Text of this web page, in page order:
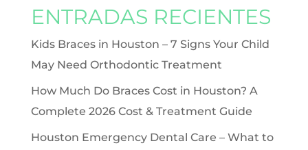
ENTRADAS RECIENTES
Kids Braces in Houston – 7 Signs Your Child
May Need Orthodontic Treatment
How Much Do Braces Cost in Houston? A
Complete 2026 Cost & Treatment Guide
Houston Emergency Dental Care – What to